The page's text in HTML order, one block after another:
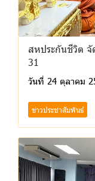
สหประกันชีวิต
31
วันที่ 24 ตุลาคม
ข่าวประชาสัมพันธ์